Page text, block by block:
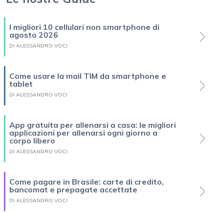
I migliori 10 cellulari non smartphone di
agosto 2026
DI ALESSANDRO VOCI
Come usare la mail TIM da smartphone e
tablet
DI ALESSANDRO VOCI
App gratuita per allenarsi a casa: le migliori
applicazioni per allenarsi ogni giorno a
corpo libero
DI ALESSANDRO VOCI
Come pagare in Brasile: carte di credito,
bancomat e prepagate accettate
DI ALESSANDRO VOCI